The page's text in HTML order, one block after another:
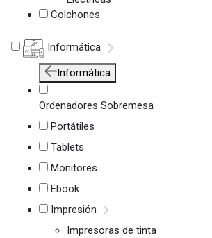
Colchones
Informática
Informática
Ordenadores Sobremesa
Portátiles
Tablets
Monitores
Ebook
Impresión
Impresoras de tinta